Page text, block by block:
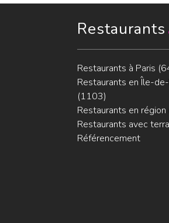
Restaurants
Restaurants à Paris
Restaurants en Île-
(1103)
Restaurants en
Restaurants avec
Référencement